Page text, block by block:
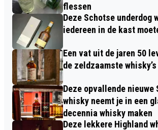
flessen
Deze Schotse underdog
iedereen in de kast
Een vat uit de jaren 50
de zeldzaamste
Deze opvallende nieuwe
whisky neemt je in een
decennia whisky maken
Deze lekkere Highland